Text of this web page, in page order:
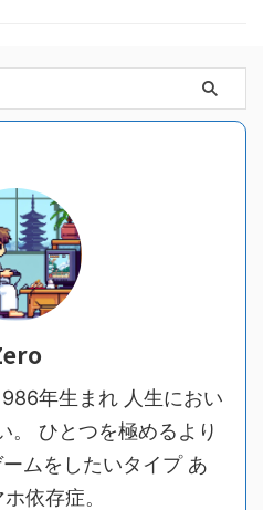
年生まれ 人生におい
。 ひとつを極めるより
ムをしたいタイプ あ
依存症。